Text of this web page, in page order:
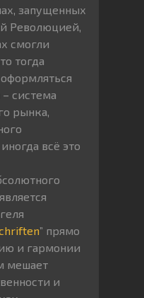
запущенных
Революцией,
смогли
тогда
система
рынка,
всё это
” прямо
и гармонии
мешает
и